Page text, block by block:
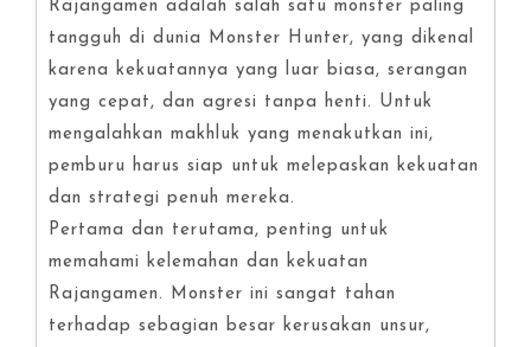
Rajangamen adalah salah satu monster paling
tangguh di dunia Monster Hunter, yang dikenal
karena kekuatannya yang luar biasa, serangan
yang cepat, dan agresi tanpa henti. Untuk
mengalahkan makhluk yang menakutkan ini,
pemburu harus siap untuk melepaskan kekuatan
dan strategi penuh mereka.
Pertama dan terutama, penting untuk
memahami kelemahan dan kekuatan
Rajangamen. Monster ini sangat tahan
terhadap sebagian besar kerusakan unsur,